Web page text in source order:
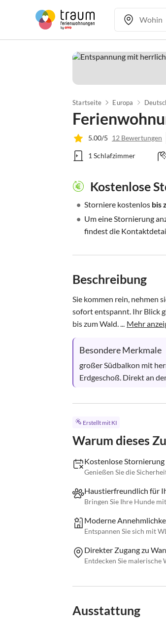
Startseite Europa
5.00/5 12 Bewertungen
1 Schlafzimmer
Kostenlose
• Storniere kostenlos bis
• Um eine Stornierung
findest die
Beschreibung
Sie kommen rein, nehmen
sofort entspannt. Ihr Blick
bis zum Wald. ... Mehr
Besondere Merkmale
großer Südbalkon mit
Erdgeschoß. Direkt an
Erstellt mit KI
Warum dieses
Kostenlose Stornierung
Genießen Sie die
Haustierfreundlich für
Bringen Sie Ihre Hunde
Moderne
Entspannen Sie sich mit
Direkter Zugang zu
Entdecken Sie
Ausstattung